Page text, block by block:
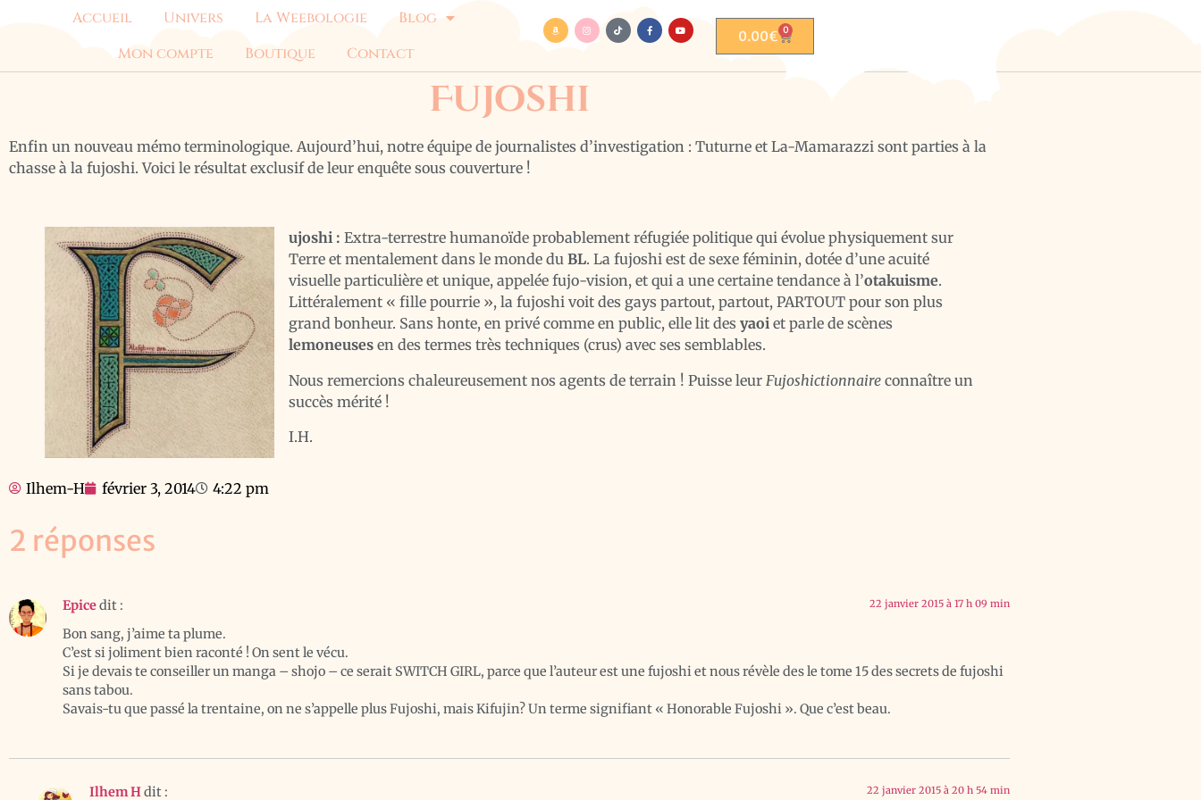
Accueil Univers La Weebologie
Blog
Mon compte
Boutique Contact
0.00€ 0
Fujoshi
Enfin un nouveau mémo terminologique. Aujourd’hui, notre équipe de journalistes d’investigation : Tuturne et La-Mamarazzi sont parties à la
chasse à la fujoshi. Voici le résultat exclusif de leur enquête sous couverture !
ujoshi : Extra-terrestre humanoïde probablement réfugiée politique qui évolue physiquement sur
Terre et mentalement dans le monde du BL. La fujoshi est de sexe féminin, dotée d’une acuité
visuelle particulière et unique, appelée fujo-vision, et qui a une certaine tendance à l’otakuisme.
Littéralement « fille pourrie », la fujoshi voit des gays partout, partout, PARTOUT pour son plus
grand bonheur. Sans honte, en privé comme en public, elle lit des yaoi et parle de scènes
lemoneuses en des termes très techniques (crus) avec ses semblables.
Nous remercions chaleureusement nos agents de terrain ! Puisse leur Fujoshictionnaire connaître un
succès mérité !
I.H.
Ilhem-H février 3, 2014 4:22 pm
2 réponses
Epicedit : 22 janvier 2015 à 17 h 09 min
Bon sang, j’aime ta plume.
C’est si joliment bien raconté ! On sent le vécu.
Si je devais te conseiller un manga – shojo – ce serait SWITCH GIRL, parce que l’auteur est une fujoshi et nous révèle des le tome 15 des secrets de fujoshi
sans tabou.
Savais-tu que passé la trentaine, on ne s’appelle plus Fujoshi, mais Kifujin? Un terme signifiant « Honorable Fujoshi ». Que c’est beau.
Ilhem Hdit : 22 janvier 2015 à 20 h 54 min